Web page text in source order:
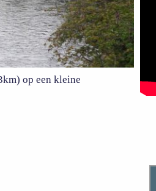
op een kleine